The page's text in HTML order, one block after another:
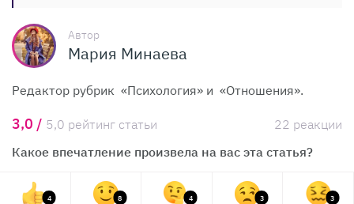
Автор
Мария Минаева
Редактор рубрик «Психология» и «Отношения».
3,0 / 5,0 рейтинг статьи
22 реакции
Какое впечатление произвела на вас эта статья?
4 8 4 3 3